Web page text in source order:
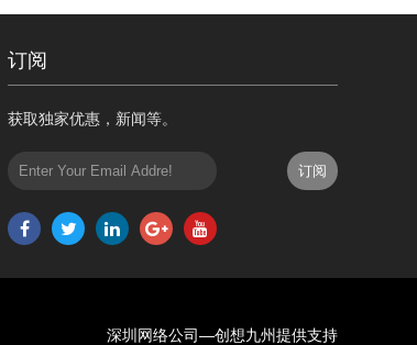
订阅
获取独家优惠，新闻等。
深圳网络公司—创想九州提供支持